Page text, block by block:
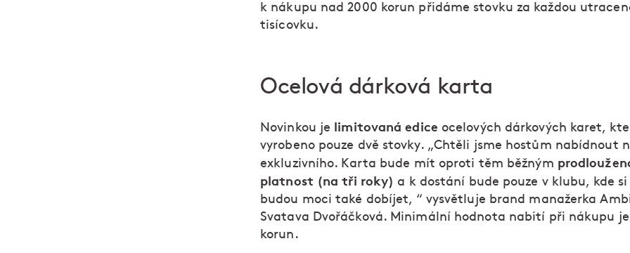
k nákupu nad 2000 korun přidáme stovku za každou
tisícovku.
Ocelová dárková karta
Novinkou je limitovaná edice ocelových dárkových karet,
vyrobeno pouze dvě stovky. „Chtěli jsme hostům nabídnout
exkluzivního. Karta bude mít oproti těm běžným
platnost (na tři roky) a k dostání bude pouze v klubu, kde
budou moci také dobíjet, “ vysvětluje brand manažerka
Svatava Dvořáčková. Minimální hodnota nabití při nákupu
korun.